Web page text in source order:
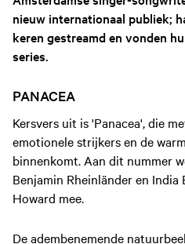
nieuw internationaal publiek;
keren gestreamd en vonden
series.
PANACEA
Kersvers uit is 'Panacea', die
emotionele strijkers en de
binnenkomt. Aan dit nummer
Benjamin Rheinländer en
Howard mee.
De adembenemende